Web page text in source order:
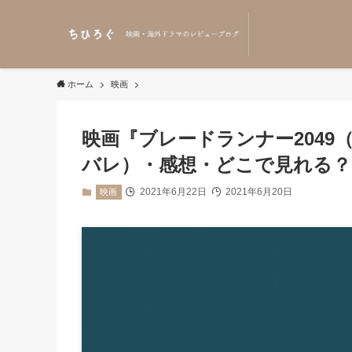
ホーム 映画
映画『ブレードランナー2049
バレ）・感想・どこで見れる？
映画 2021年6月22日 2021年6月20日